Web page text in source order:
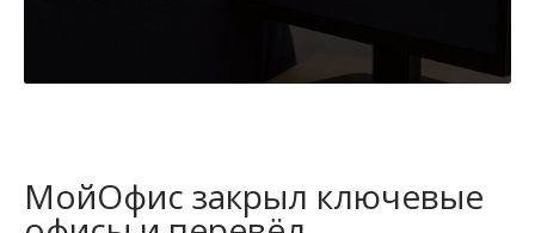
МойОфис закрыл ключевые